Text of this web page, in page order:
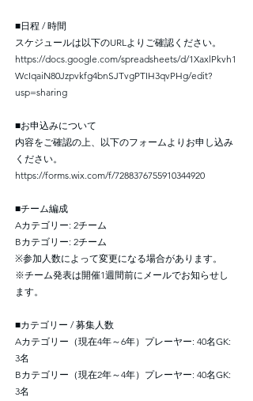
■日程 / 時間
スケジュールは以下のURLよりご確認ください。
https://docs.google.com/spreadsheets/d/1XaxlPkvh1
WcIqaiN80Jzpvkfg4bnSJTvgPTIH3qvPHg/edit?
usp=sharing
■お申込みについて
内容をご確認の上、以下のフォームよりお申し込み
ください。
https://forms.wix.com/f/7288376755910344920
■チーム編成
Aカテゴリー: 2チーム
Bカテゴリー: 2チーム
※参加人数によって変更になる場合があります。
※チーム発表は開催1週間前にメールでお知らせし
ます。
■カテゴリー / 募集人数
Aカテゴリー（現在4年～6年）プレーヤー: 40名GK:
3名
Bカテゴリー（現在2年～4年）プレーヤー: 40名GK:
3名